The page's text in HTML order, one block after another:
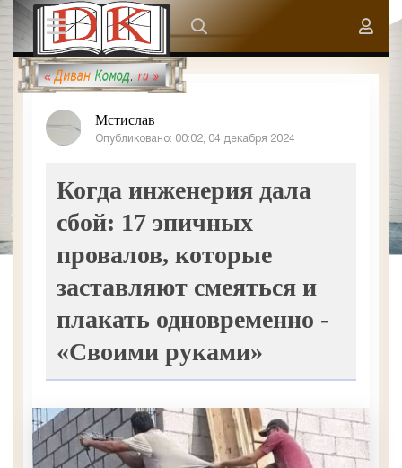
Мстислав
Опубликовано: 00:02, 04 декабря 2024
Когда инженерия дала
сбой: 17 эпичных
провалов, которые
заставляют смеяться и
плакать одновременно -
«Своими руками»